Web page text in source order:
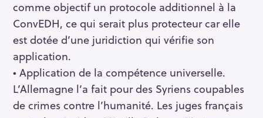
comme objectif un protocole additionnel à la
ConvEDH, ce qui serait plus protecteur car elle
est dotée d’une juridiction qui vérifie son
application.
• Application de la compétence universelle.
L’Allemagne l’a fait pour des Syriens coupables
de crimes contre l’humanité. Les juges français